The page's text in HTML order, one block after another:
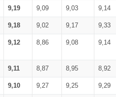
9,19 9,09 9,03 9,14
9,18 9,02 9,17 9,33
9,12 8,86 9,08 9,14
9,11 8,87 8,95 8,92
9,10 9,27 9,25 9,29